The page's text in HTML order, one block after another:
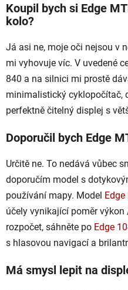
Koupil bych si Edge
kolo?
Já asi ne, moje oči nejsou v
mi vyhovuje víc. V uvedené
840 a na silnici mi prostě
minimalistický cyklopočítač,
perfektně čitelný displej s
Doporučil bych Edge
Určitě ne. To nedává vůbec
doporučím model s
používání mapy. Model Edge
účely vynikající poměr
rozpočet, sáhněte po Edge
s hlasovou navigací a
Má smysl lepit na